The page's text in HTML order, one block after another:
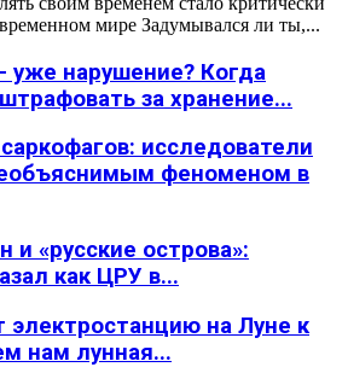
мире Задумывался ли ты,...
уже нарушение? Когда
за хранение...
исследователи
феноменом в
и «русские острова»:
как ЦРУ в...
электростанцию на Луне к
нам лунная...